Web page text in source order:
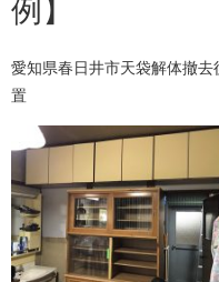
例】
愛知県春日井市天袋解体撤
置